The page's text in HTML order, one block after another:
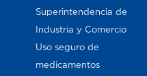
Superintendencia de
Industria y Comercio
Uso seguro de
medicamentos